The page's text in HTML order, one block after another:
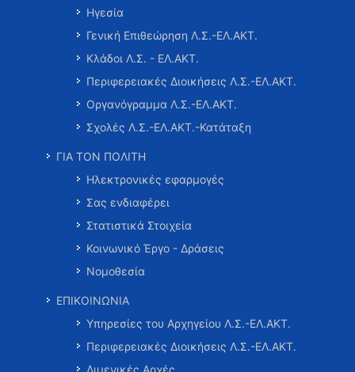
Ηγεσία
Γενική Επιθεώρηση Λ.Σ.-ΕΛ.ΑΚΤ.
Κλάδοι Λ.Σ. - ΕΛ.ΑΚΤ.
Περιφερειακές Διοικήσεις Λ.Σ.-ΕΛ.ΑΚΤ.
Οργανόγραμμα Λ.Σ.-ΕΛ.ΑΚΤ.
Σχολές Λ.Σ.-ΕΛ.ΑΚΤ.-Κατάταξη
ΓΙΑ ΤΟΝ ΠΟΛΙΤΗ
Ηλεκτρονικές εφαρμογές
Σας ενδιαφέρει
Στατιστικά Στοιχεία
Κοινωνικό Έργο - Δράσεις
Νομοθεσία
ΕΠΙΚΟΙΝΩΝΙΑ
Υπηρεσίες του Αρχηγείου Λ.Σ.-ΕΛ.ΑΚΤ.
Περιφερειακές Διοικήσεις Λ.Σ.-ΕΛ.ΑΚΤ.
Λιμενικές Αρχές